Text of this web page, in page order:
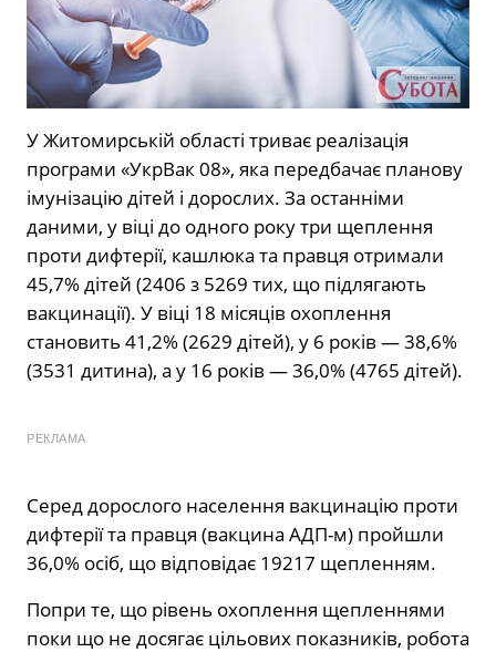
У Житомирській області триває реалізація
програми «УкрВак 08», яка передбачає планову
імунізацію дітей і дорослих. За останніми
даними, у віці до одного року три щеплення
проти дифтерії, кашлюка та правця отримали
45,7% дітей (2406 з 5269 тих, що підлягають
вакцинації). У віці 18 місяців охоплення
становить 41,2% (2629 дітей), у 6 років — 38,6%
(3531 дитина), а у 16 років — 36,0% (4765 дітей).
РЕКЛАМА
Серед дорослого населення вакцинацію проти
дифтерії та правця (вакцина АДП-м) пройшли
36,0% осіб, що відповідає 19217 щепленням.
Попри те, що рівень охоплення щепленнями
поки що не досягає цільових показників, робота